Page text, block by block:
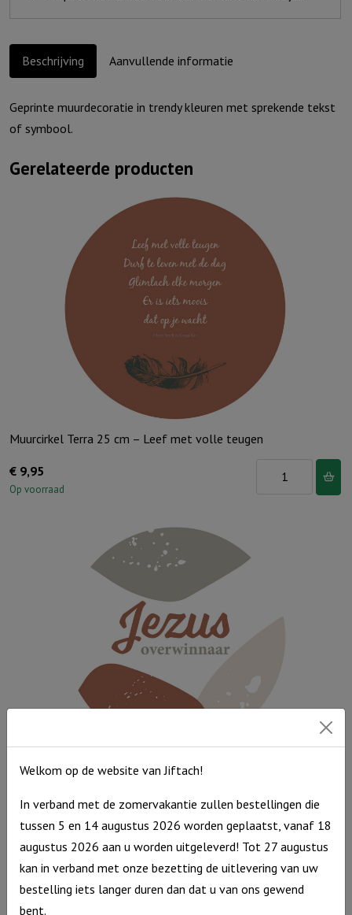
Beschrijving Aanvullende informatie
Geprinte muurdecoratie in trendy kleuren met sprekende tekst
of symbool.
Gerelateerde producten
Muurcirkel Terra 25 cm – Leef met volle teugen
€ 9,95
Op voorraad
Muurcirkel
volle
Muurcirkel Multicolor 25 cm – Jezus Overwinnaar
9,95
Op voorraad
Muurcirkel
Multicolor
25
cm
Welkom op de website van Jiftach!
In verband met de zomervakantie zullen bestellingen die
tussen 5 en 14 augustus 2026 worden geplaatst, vanaf 18
augustus 2026 aan u worden uitgeleverd! Tot 27 augustus
kan in verband met onze bezetting de uitlevering van uw
bestelling iets langer duren dan dat u van ons gewend
bent.